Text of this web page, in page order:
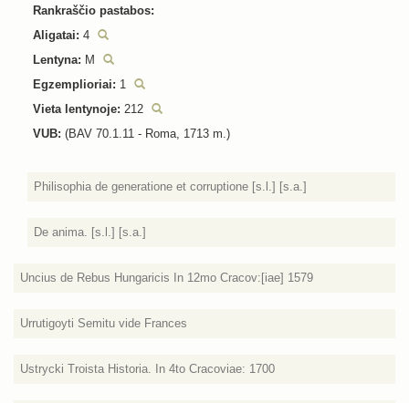
Rankraščio pastabos:
Aligatai: 4
Lentyna: M
Egzemplioriai: 1
Vieta lentynoje: 212
VUB: (BAV 70.1.11 - Roma, 1713 m.)
Philisophia de generatione et corruptione [s.l.] [s.a.]
De anima. [s.l.] [s.a.]
Uncius de Rebus Hungaricis In 12mo Cracov:[iae] 1579
Urrutigoyti Semitu vide Frances
Ustrycki Troista Historia. In 4to Cracoviae: 1700